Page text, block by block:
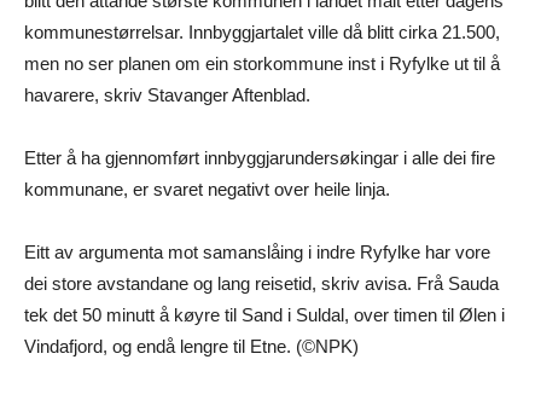
kommunestørrelsar. Innbyggjartalet ville då blitt cirka 21.500,
men no ser planen om ein storkommune inst i Ryfylke ut til å
havarere, skriv Stavanger Aftenblad.
Etter å ha gjennomført innbyggjarundersøkingar i alle dei fire
kommunane, er svaret negativt over heile linja.
Eitt av argumenta mot samanslåing i indre Ryfylke har vore
dei store avstandane og lang reisetid, skriv avisa. Frå Sauda
tek det 50 minutt å køyre til Sand i Suldal, over timen til Ølen i
Vindafjord, og endå lengre til Etne. (©NPK)